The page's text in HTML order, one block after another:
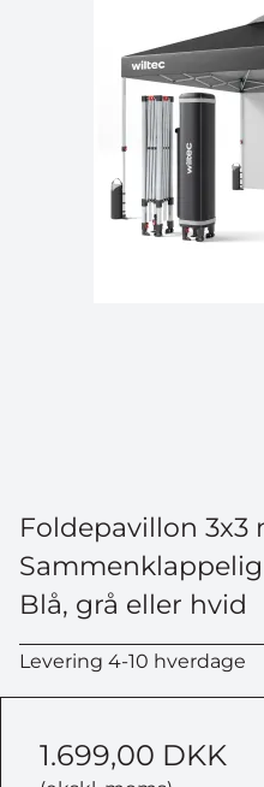
Foldepavillon 3x3
Blå, grå eller hvid
Levering 4-10 hverdage
1.699,00 DKK
VIND